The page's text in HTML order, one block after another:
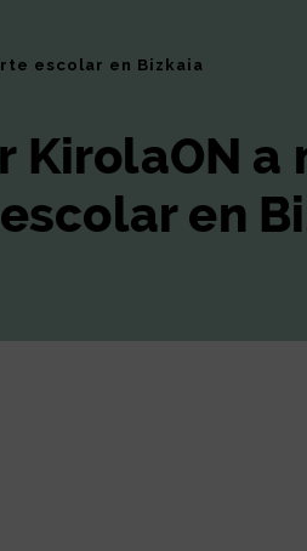
escolar en Bizkaia
KirolaON a
en